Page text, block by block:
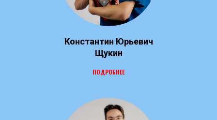
Константин Юрьевич
Щукин
ПОДРОБНЕЕ